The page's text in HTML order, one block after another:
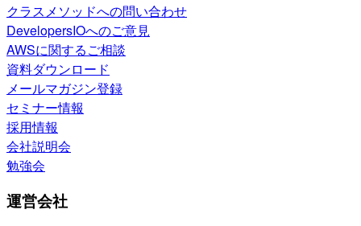
クラスメソッドへの問い合わせ
DevelopersIOへのご意見
AWSに関するご相談
資料ダウンロード
メールマガジン登録
セミナー情報
採用情報
会社説明会
勉強会
運営会社